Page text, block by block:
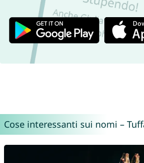
Cose interessanti sui nomi –